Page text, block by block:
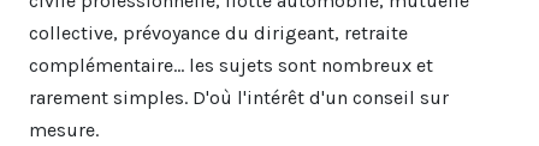
collective, prévoyance du dirigeant, retraite
complémentaire... les sujets sont nombreux et
rarement simples. D'où l'intérêt d'un conseil sur
mesure.